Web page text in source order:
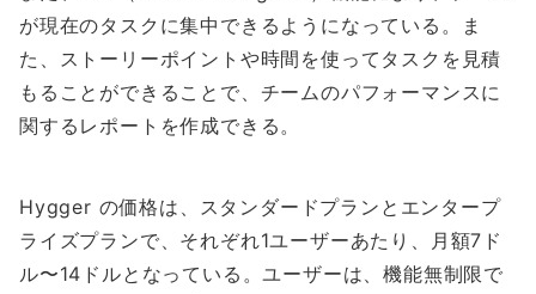
が現在のタスクに集中できるようになっている。ま
た、ストーリーポイントや時間を使ってタスクを見積
もることができることで、チームのパフォーマンスに
関するレポートを作成できる。
Hygger の価格は、スタンダードプランとエンタープ
ライズプランで、それぞれ1ユーザーあたり、月額7ド
ル〜14ドルとなっている。ユーザーは、機能無制限で